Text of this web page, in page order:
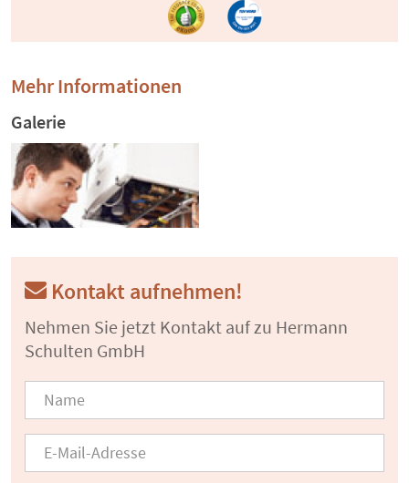
Mehr Informationen
Galerie
Kontakt aufnehmen!
Nehmen Sie jetzt Kontakt auf zu Hermann
Schulten GmbH